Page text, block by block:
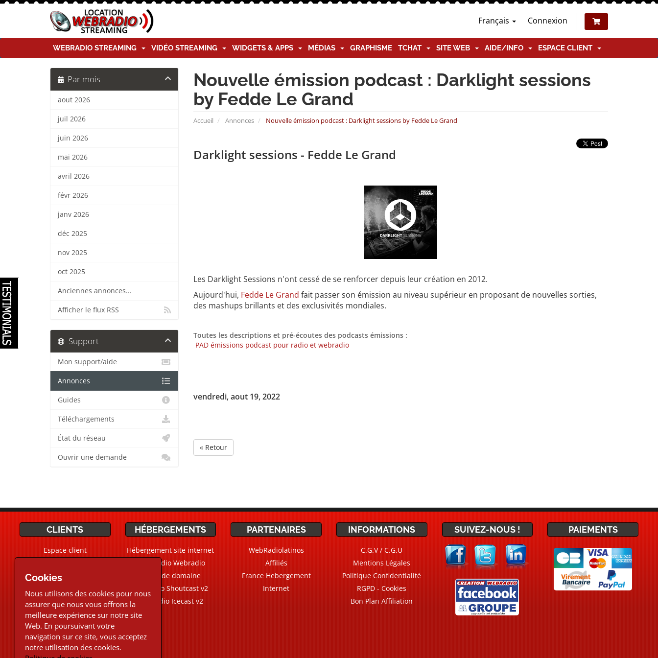
Français Connexion
WEBRADIO STREAMING VIDÉO STREAMING WIDGETS & APPS MÉDIAS GRAPHISME TCHAT SITE WEB AIDE/INFO ESPACE CLIENT
Nouvelle émission podcast : Darklight sessions
by Fedde Le Grand
Accueil Annonces Nouvelle émission podcast : Darklight sessions by Fedde Le Grand
Par mois
aout 2026
juil 2026
juin 2026
mai 2026
avril 2026
févr 2026
janv 2026
déc 2025
nov 2025
oct 2025
Anciennes annonces...
Afficher le flux RSS
Darklight sessions - Fedde Le Grand
Les Darklight Sessions n'ont cessé de se renforcer depuis leur création en 2012.
Aujourd'hui, Fedde Le Grand fait passer son émission au niveau supérieur en proposant de nouvelles sorties,
des mashups brillants et des exclusivités mondiales.
Toutes les descriptions et pré-écoutes des podcasts émissions :
PAD émissions podcast pour radio et webradio
vendredi, aout 19, 2022
« Retour
Support
Mon support/aide
Annonces
Guides
Téléchargements
État du réseau
Ouvrir une demande
CLIENTS
Espace client
Devis personnalisé
02.30.96.48.87
Téléphone et Live chat
du Lundi au Vendredi
HÉBERGEMENTS
Hébergement site internet
CMS Radio Webradio
Noms de domaine
Webradio Shoutcast v2
Webradio Icecast v2
PARTENAIRES
WebRadiolatinos
Affiliés
France Hebergement
Internet
INFORMATIONS
C.G.V / C.G.U
Mentions Légales
Politique Confidentialité
RGPD - Cookies
Bon Plan Affiliation
SUIVEZ-NOUS ! PAIEMENTS
Cookies
Nous utilisons des cookies pour nous
assurer que nous vous offrons la
meilleure expérience sur notre site
Web. En poursuivant votre
navigation sur ce site, vous acceptez
notre utilisation des cookies.